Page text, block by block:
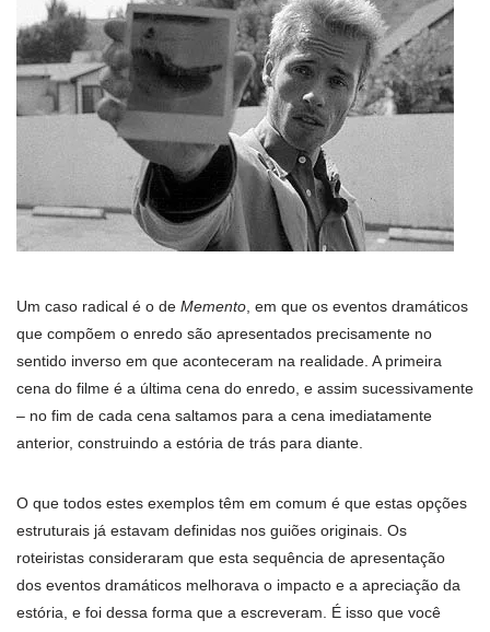
Um caso radical é o de Memento , em que os eventos dramáticos
que compõem o enredo são apresentados precisamente no
sentido inverso em que aconteceram na realidade. A primeira
cena do filme é a última cena do enredo, e assim sucessivamente
– no fim de cada cena saltamos para a cena imediatamente
anterior, construindo a estória de trás para diante.
O que todos estes exemplos têm em comum é que estas opções
estruturais já estavam definidas nos guiões originais. Os
roteiristas consideraram que esta sequência de apresentação
dos eventos dramáticos melhorava o impacto e a apreciação da
estória, e foi dessa forma que a escreveram. É isso que você